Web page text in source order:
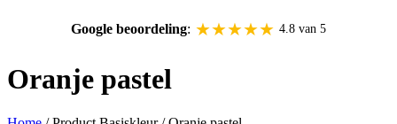
Google beoordeling: ★★★★★ 4.8 van 5
Oranje pastel